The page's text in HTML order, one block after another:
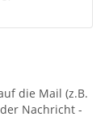
die Mail (z.B.
Nachricht -